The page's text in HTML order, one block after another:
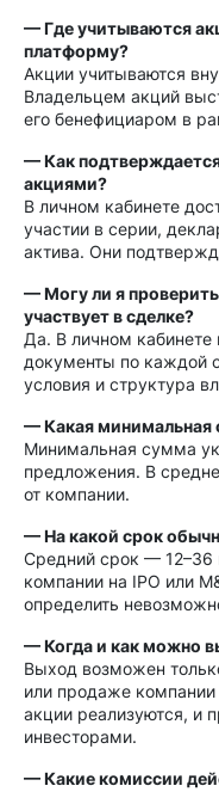
— Где учитываются
платформу?
Акции учитываются
Владельцем акций
его бенефициаром в
— Как
акциями?
В личном кабинете
участии в серии,
актива. Они
— Могу ли я
участвует в сделке?
Да. В личном
документы по каждой
условия и структура
— Какая минимальная
Минимальная сумма
предложения. В
от компании.
— На какой срок
Средний срок —
компании на IPO или
определить
— Когда и как можно
Выход возможен
или продаже компании
акции реализуются, и
инвесторами.
— Какие комиссии